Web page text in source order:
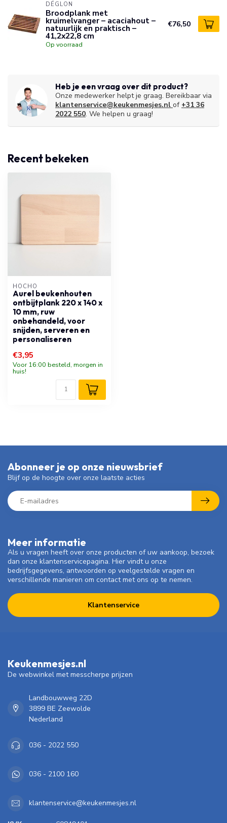
DÉGLON
Broodplank met
kruimelvanger – acaciahout –
natuurlijk en praktisch –
41,2x22,8 cm
Op voorraad
€76,50
Heb je een vraag over dit product?
Onze medewerker helpt je graag. Bereikbaar via
klantenservice@keukenmesjes.nl of +31 36
2022 550. We helpen u graag!
Recent bekeken
HOCHO
Aurel beukenhouten
ontbijtplank 220 x 140 x
10 mm, ruw
onbehandeld, voor
snijden, serveren en
personaliseren
€3,95
Voor 16:00 besteld, morgen in
huis!
Meer informatie
Als u vragen heeft over onze producten of uw aankoop, bezoek
dan onze klantenservicepagina. Hier vindt u onze
bedrijfsgegevens, antwoorden op veelgestelde vragen en
verschillende manieren om contact met ons op te nemen.
Klantenservice
Abonneer je op onze nieuwsbrief
Blijf op de hoogte over onze laatste acties
Keukenmesjes.nl
De webwinkel met messcherpe prijzen
Landbouwweg 22D
3899 BE Zeewolde
Nederland
036 - 2022 550
036 - 2100 160
klantenservice@keukenmesjes.nl